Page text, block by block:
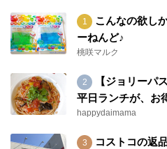
こんなの欲し
ーねんど♪
桃咲マルク
【ジョリーパ
平日ランチが、お
happydaimama
コストコの返